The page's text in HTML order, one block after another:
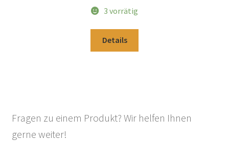
3 vorrätig
Details
Fragen zu einem Produkt? Wir helfen Ihnen
gerne weiter!